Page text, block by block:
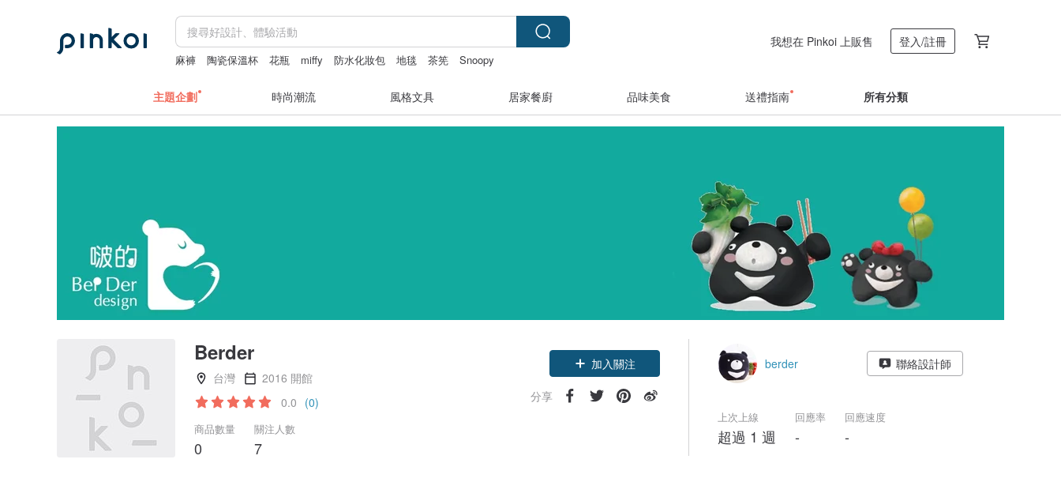
麻褲 陶瓷保溫杯 花瓶 miffy 防水化妝包 地毯 茶筅 Snoopy
我想在 Pinkoi 上販售 登入/註冊
主題企劃 時尚潮流 風格文具 居家餐廚 品味美食 送禮指南 所有分類
Berder
台灣
2016 開館
0.0 (0)
商品數量
0
關注人數
7
加入關注
分享
berder 聯絡設計師
上次上線
超過 1 週
回應率
-
回應速度
-